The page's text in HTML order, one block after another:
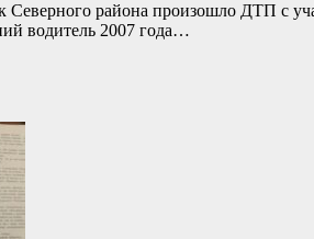
Северного района произошло ДТП с
водитель 2007 года…